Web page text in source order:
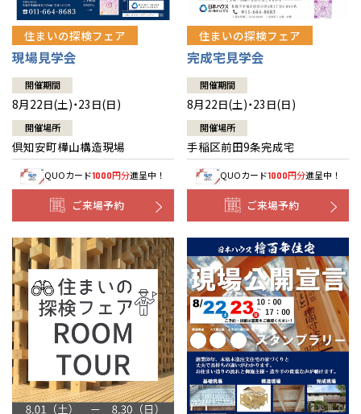
住まいの探検フェア
現場見学会
開催期間
8月22日(土)・23日(日)
開催場所
倶知安町樺山構造現場
QUOカード1000円分進呈中！
ご来場予約
住まいの探検フェア
完成宅見学会
開催期間
8月22日(土)・23日(日)
開催場所
手稲区前田9条完成宅
QUOカード1000円分進呈中！
ご来場予約
道北
道南
道東
秋田
岩手
山形
宮城
福島
新潟
山梨
長野
富山
石川
福井
関東
東京
神奈川
埼玉
千葉
茨城
栃木
群馬
東海
愛知
岐阜
静岡
三重
近畿
大阪
京都
兵庫
奈良
滋賀
和歌山
中国・四国
岡山
香川
愛媛
鳥取
島根
広島
九州
福岡
佐賀
熊本
大分
宮崎
分譲マンション
※現住所のある都道府県以外の建築予定地の方でも現住所の有るお近
くの展示場又は店舗にお問合せください。移住の計画の方もご相談対
応します。お気軽にご相談ください。
道央
苫小牧千歳
小樽
道北
道南
道東
釧路
青森
秋田県
秋田
岩手県
山形県
宮城県
仙台
福島県
会津
新潟県
長岡
山梨県
長野県
富山県
富山
石川県
福井県
福井
関東
東京都
神奈川県
相模
埼玉県
埼玉
千葉県
千葉
柏
茨城県
水戸
栃木県
宇都宮
小山
群馬県
群馬
伊勢崎
東海
愛知県
岐阜県
岐阜
静岡県
三重県
四日市
近畿
大阪府
大阪
京都府
京都
兵庫県
姫路
奈良県
奈良
中国・四国
岡山県
岡山
愛媛県
松山
九州
福岡県
福岡
佐賀県
佐賀
熊本県
熊本
大分県
大分
宮崎県
宮崎
鹿児島県
鹿児島